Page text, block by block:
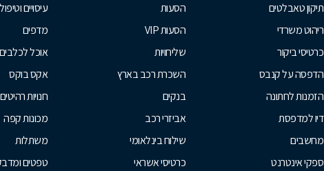
תיקון טאבלטים
ריהוט משרדי
כרטיסי ביקור
הדפסה על קנבס
הזמנות לחתונה
דיו למדפסת
מחשבים
ספקי אינטרנט
הסעות
הסעות VIP
שליחויות
השכרת רכב בארץ
בנקים
אביזרי רכב
שילוח בינלאומי
כרטיסי אשראי
עיסויים
מדפים
אוכל לכלבים
אקס בוקס
חנויות רהיטים
מכונות קפה
משתלות
טפטים